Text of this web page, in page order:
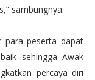
sambungnya.
para peserta dapat
sehingga Awak
percaya diri